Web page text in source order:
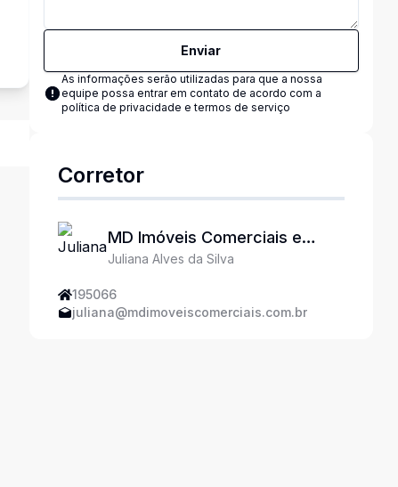
Enviar
As informações serão utilizadas para que a nossa
equipe possa entrar em contato de acordo com a
política de privacidade e termos de serviço
Corretor
MD Imóveis Comerciais e
Industriais
Juliana Alves da Silva
195066
juliana@mdimoveiscomerciais.com.br